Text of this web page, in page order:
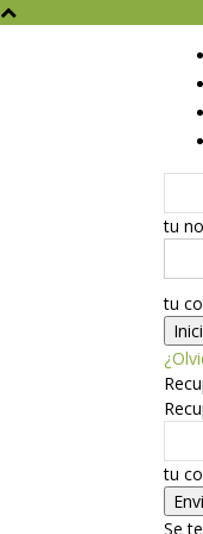
tu
tu
tu
Se